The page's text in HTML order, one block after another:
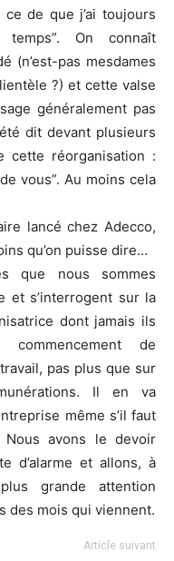
ce de que j’ai toujours
On connaît
(n’est-pas mesdames
?) et cette valse
généralement pas
dit devant plusieurs
cette réorganisation :
vous”. Au moins cela
lancé chez Adecco,
qu’on puisse dire…
que nous sommes
et s’interrogent sur la
dont jamais ils
commencement de
pas plus que sur
Il en va
même s’il faut
Nous avons le devoir
d’alarme et allons, à
grande attention
des mois qui viennent.
Article suivant